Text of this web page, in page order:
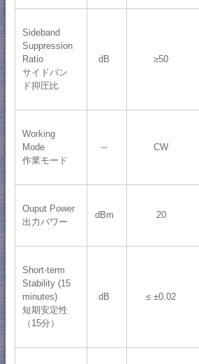
Sideband
Suppression
Ratio
サイドバン
ド抑圧比
dB ≥50
Working
Mode
作業モード
-- CW
Ouput Power
出力パワー
dBm 20
Short-term
Stability (15
minutes)
短期安定性
（15分）
dB ≤ ±0.02